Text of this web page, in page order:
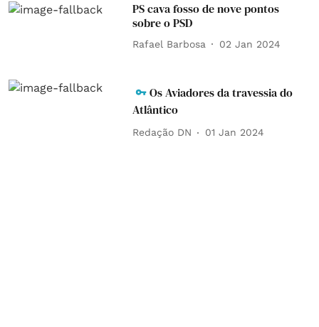
PS cava fosso de nove pontos
sobre o PSD
Rafael Barbosa 02 Jan 2024
Os Aviadores da travessia do
Atlântico
Redação DN 01 Jan 2024